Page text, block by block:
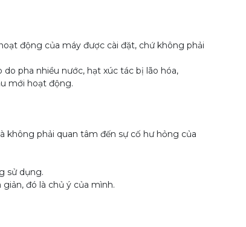
động của máy được cài đặt, chứ không phải
pha nhiều nước, hạt xúc tác bị lão hóa,
mới hoạt động.
phải quan tâm đến sự cố hư hỏng của
sử dụng.
đó là chủ ý của mình.